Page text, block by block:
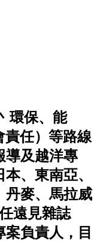
環保、能
責任）等路線
導及越洋專
、東南亞、
丹麥、馬拉威
遠見雜誌
案負責人，目